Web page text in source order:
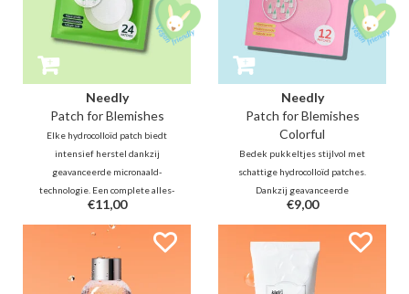
Needly
Patch for Blemishes
Elke hydrocolloïd patch biedt
intensief herstel dankzij
geavanceerde micronaald-
technologie. Een complete alles-
in-één oplossing die de huid
direct kalmeert, terwijl het
pukkeltjes én donkere vlekjes
aanpakt met salicylzuur,
madecassoside en niacinamide.
€11,00
Needly
Patch for Blemishes
Colorful
Bedek pukkeltjes stijlvol met
schattige hydrocolloïd patches.
Dankzij geavanceerde
micronaald-technologie kalmeren
ze de ontsteking, versnellen ze
het herstel en vervagen ze
vlekjes met salicylzuur,
madecassoside en niacinamide.
€9,00